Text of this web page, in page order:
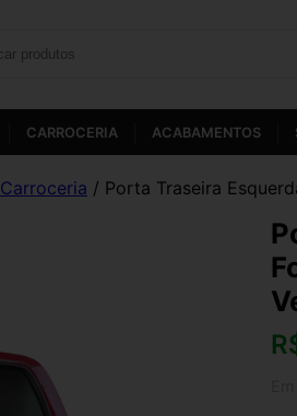
CARROCERIA ACABAMENTOS
Carroceria / Porta Traseira